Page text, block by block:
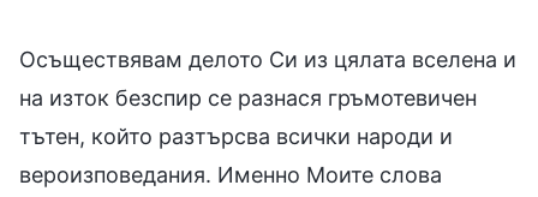
Осъществявам делото Си из цялата вселена и
на изток безспир се разнася гръмотевичен
тътен, който разтърсва всички народи и
вероизповедания. Именно Моите слова